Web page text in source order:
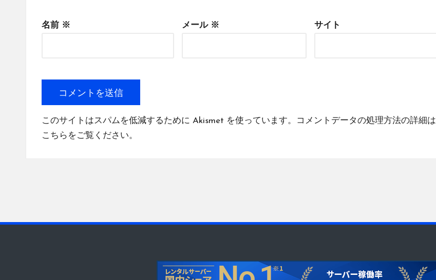
名前 ※ メール ※ サイト
このサイトはスパムを低減するために Akismet を使っています。
コメントデータの処理方法の詳細は
こちらをご覧ください。